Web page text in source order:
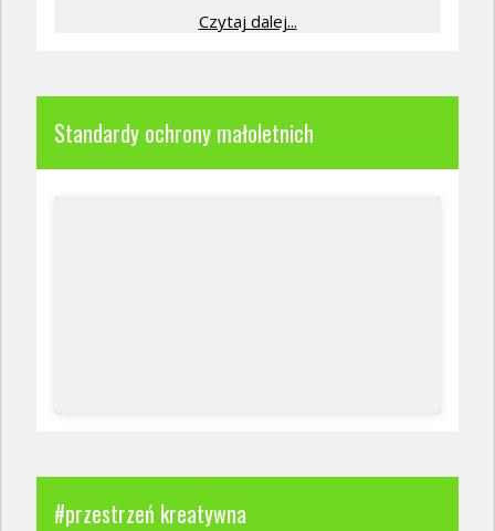
Czytaj dalej...
Standardy ochrony małoletnich
#przestrzeń kreatywna